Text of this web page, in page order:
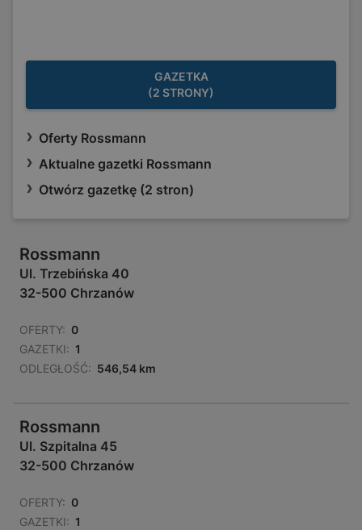
GAZETKA
(2 STRONY)
Oferty Rossmann
Aktualne gazetki Rossmann
Otwórz gazetkę (2 stron)
Rossmann
Ul. Trzebińska 40
32-500 Chrzanów
OFERTY: 0
GAZETKI: 1
ODLEGŁOŚĆ: 546,54 km
Rossmann
Ul. Szpitalna 45
32-500 Chrzanów
OFERTY: 0
GAZETKI: 1